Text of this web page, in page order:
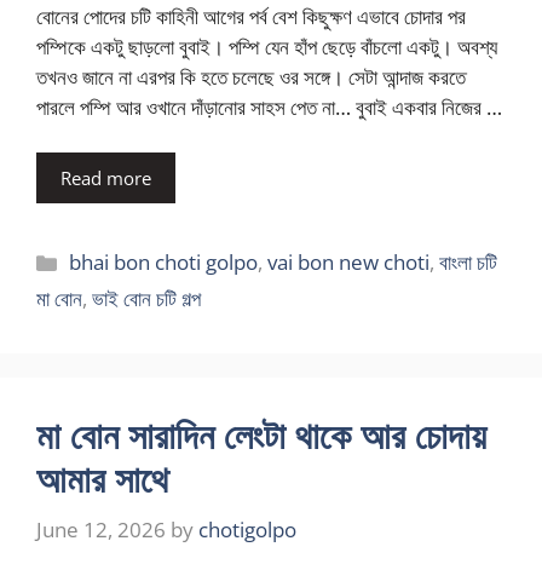
বোনের পোদের চটি কাহিনী আগের পর্ব বেশ কিছুক্ষণ এভাবে চোদার পর
পম্পিকে একটু ছাড়লো বুবাই। পম্পি যেন হাঁপ ছেড়ে বাঁচলো একটু। অবশ্য
তখনও জানে না এরপর কি হতে চলেছে ওর সঙ্গে। সেটা আন্দাজ করতে
পারলে পম্পি আর ওখানে দাঁড়ানোর সাহস পেত না… বুবাই একবার নিজের …
Read more
Categories
bhai bon choti golpo,vai bon new choti,বাংলা চটি
মা বোন, ভাই বোন চটি গল্প
মা বোন সারাদিন লেংটা থাকে আর চোদায়
আমার সাথে
June 12, 2026 by chotigolpo